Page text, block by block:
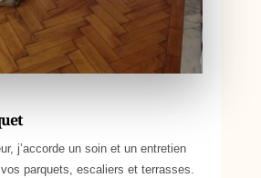
j’accorde un soin et un entretien
parquets, escaliers et terrasses.